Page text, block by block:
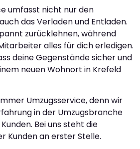
umfasst nicht nur den
das Verladen und Entladen.
zurücklehnen, während
alles für dich erledigen.
deine Gegenstände sicher und
neuen Wohnort in Krefeld
Umzugsservice, denn wir
in der Umzugsbranche
Bei uns steht die
Kunden an erster Stelle.